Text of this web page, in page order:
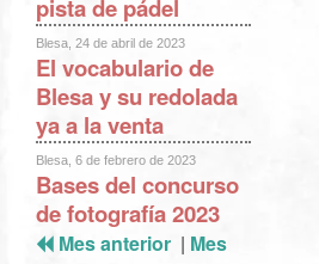
pista de pádel
Blesa, 24 de abril de 2023
El vocabulario de
Blesa y su redolada
ya a la venta
Blesa, 6 de febrero de 2023
Bases del concurso
de fotografía 2023
Mes anterior | Mes